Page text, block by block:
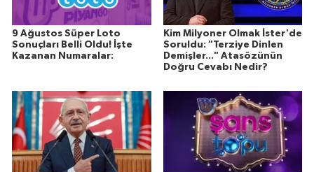
9 Ağustos Süper Loto
Sonuçları Belli Oldu! İşte
Kazanan Numaralar:
Kim Milyoner Olmak İster'de
Soruldu: "Terziye Dinlen
Demişler..." Atasözünün
Doğru Cevabı Nedir?